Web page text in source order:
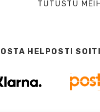
TUTUSTU
OSTA HELPOSTI